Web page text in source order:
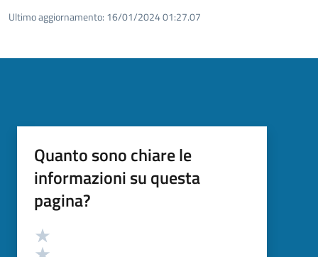
Ultimo aggiornamento: 16/01/2024 01:27.07
Quanto sono chiare le
informazioni su questa
pagina?
Valutazione